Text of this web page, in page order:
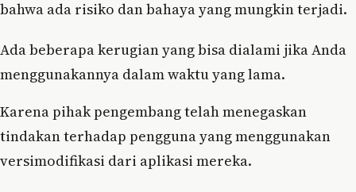
bahwa ada risiko dan bahaya yang mungkin terjadi.
Ada beberapa kerugian yang bisa dialami jika Anda
menggunakannya dalam waktu yang lama.
Karena pihak pengembang telah menegaskan
tindakan terhadap pengguna yang menggunakan
versimodifikasi dari aplikasi mereka.